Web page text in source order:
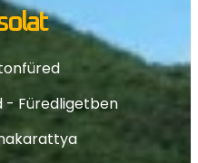
- Füredligetben